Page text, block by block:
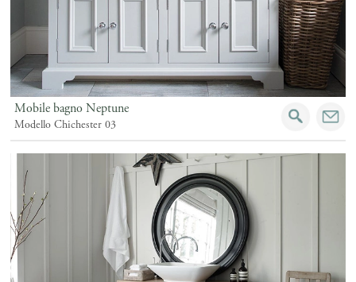
Mobile bagno Neptune
Modello Chichester 03